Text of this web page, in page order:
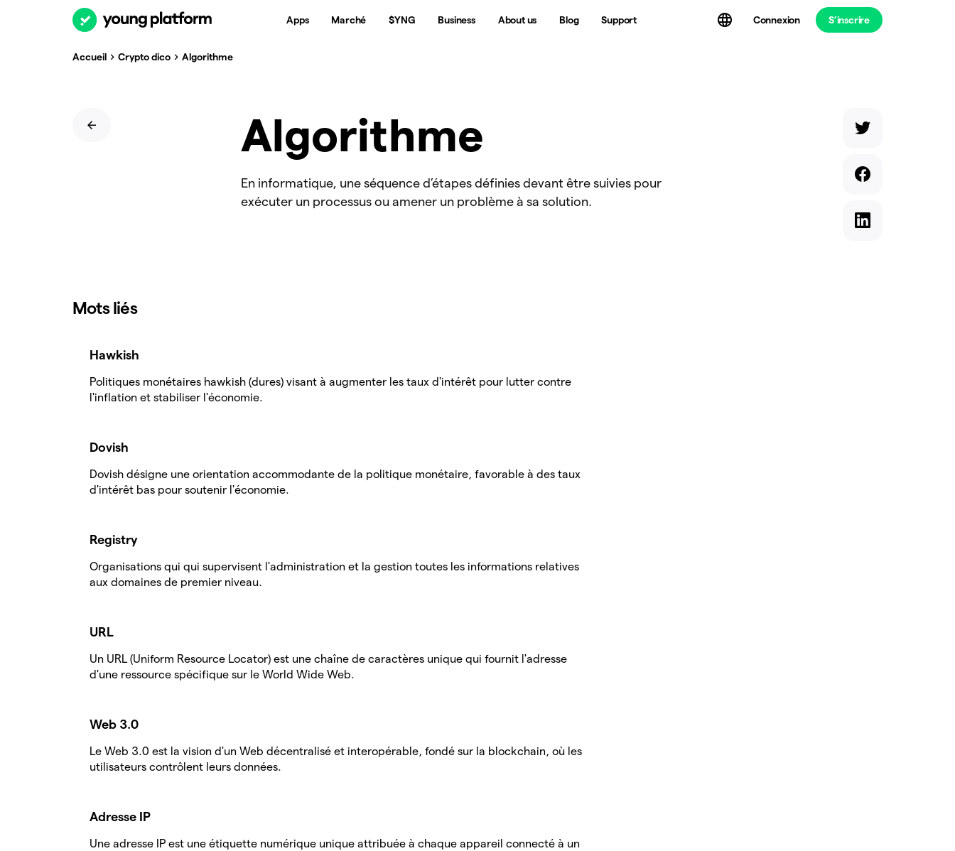
Apps Marché $YNG Business About us Blog Support Connexion S’inscrire
Accueil Crypto dico Algorithme
Algorithme
En informatique, une séquence d’étapes définies devant être suivies pour
exécuter un processus ou amener un problème à sa solution.
Mots liés
Hawkish
Politiques monétaires hawkish (dures) visant à augmenter les taux d'intérêt pour lutter contre
l'inflation et stabiliser l'économie.
Dovish
Dovish désigne une orientation accommodante de la politique monétaire, favorable à des taux
d'intérêt bas pour soutenir l'économie.
Registry
Organisations qui qui supervisent l'administration et la gestion toutes les informations relatives
aux domaines de premier niveau.
URL
Un URL (Uniform Resource Locator) est une chaîne de caractères unique qui fournit l'adresse
d'une ressource spécifique sur le World Wide Web.
Web 3.0
Le Web 3.0 est la vision d'un Web décentralisé et interopérable, fondé sur la blockchain, où les
utilisateurs contrôlent leurs données.
Adresse IP
Une adresse IP est une étiquette numérique unique attribuée à chaque appareil connecté à un